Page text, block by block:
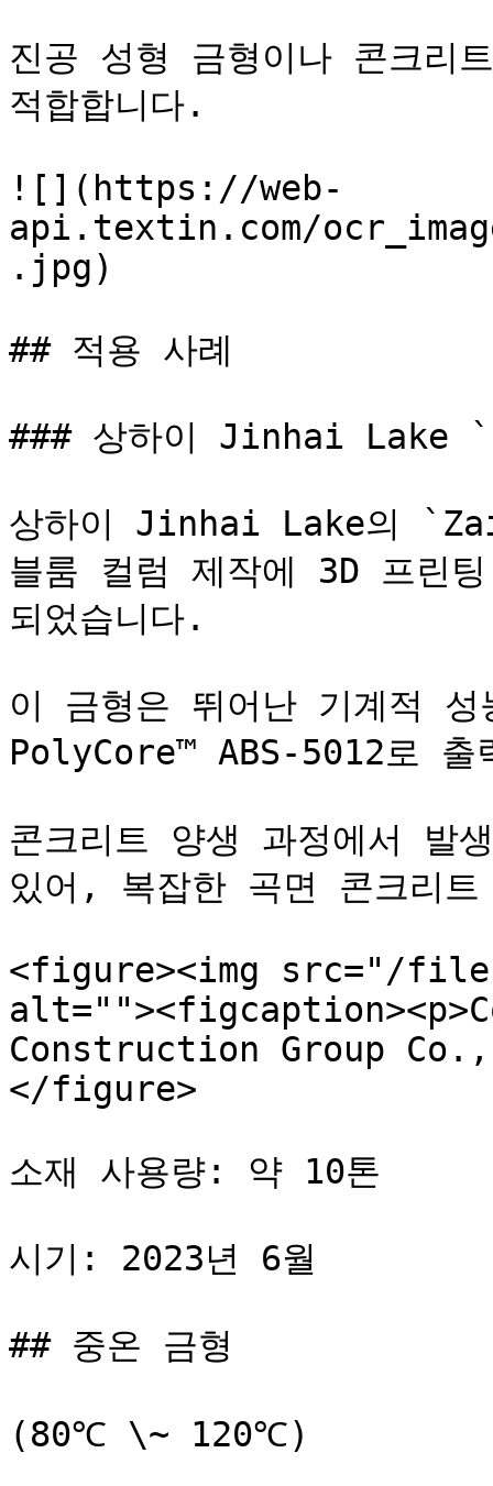
진공 성형 금형이나 콘크리
적합합니다.
![](https://web-
api.textin.com/
.jpg)
## 적용 사례
### 상하이 Jinhai Lake
상하이 Jinhai Lake의
블룸 컬럼 제작에 3D 프린
되었습니다.
이 금형은 뛰어난 기계적
PolyCore™ ABS-5012로 출
콘크리트 양생 과정에서 발
있어, 복잡한 곡면 콘크리
<figure><img src="/
Construction Group
</figure>
소재 사용량: 약 10톤
시기: 2023년 6월
## 중온 금형
(80℃ \~ 120℃)